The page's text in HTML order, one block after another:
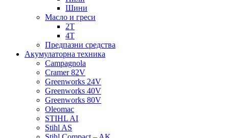
Шини
Масло и греси
2Т
4Т
Предпазни средства
Акумулаторна техника
Campagnola
Cramer 82V
Greenworks 24V
Greenworks 40V
Greenworks 80V
Oleomac
STIHL AI
Stihl AS